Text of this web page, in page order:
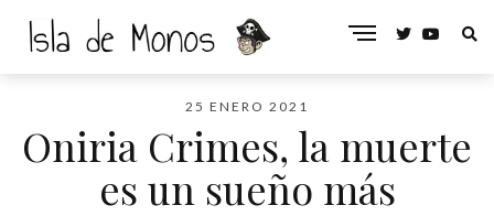
25 ENERO 2021
Oniria Crimes, la muerte
es un sueño más